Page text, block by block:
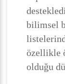
bilimsel
özellikle
olduğu